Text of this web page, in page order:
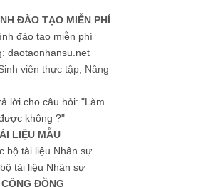
ĐÀO TẠO MIỄN PHÍ
đào tạo miễn phí
daotaonhansu.net
viên thực tập, Nâng
lời cho câu hỏi: "Làm
không ?"
LIỆU MẪU
bộ tài liệu Nhân sự
tài liệu Nhân sự
ĐỒNG